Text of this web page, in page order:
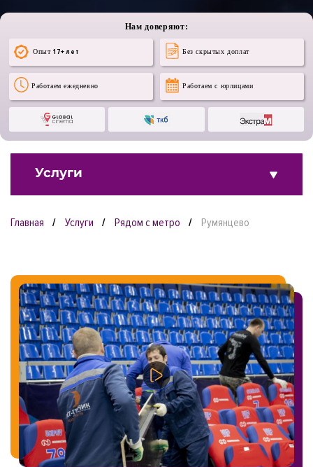
Нам доверяют:
Опыт 17+ лет Без скрытых доплат
Работаем ежедневно Работаем с юрлицами
Услуги
Главная Услуги Рядом с метро Румянцево